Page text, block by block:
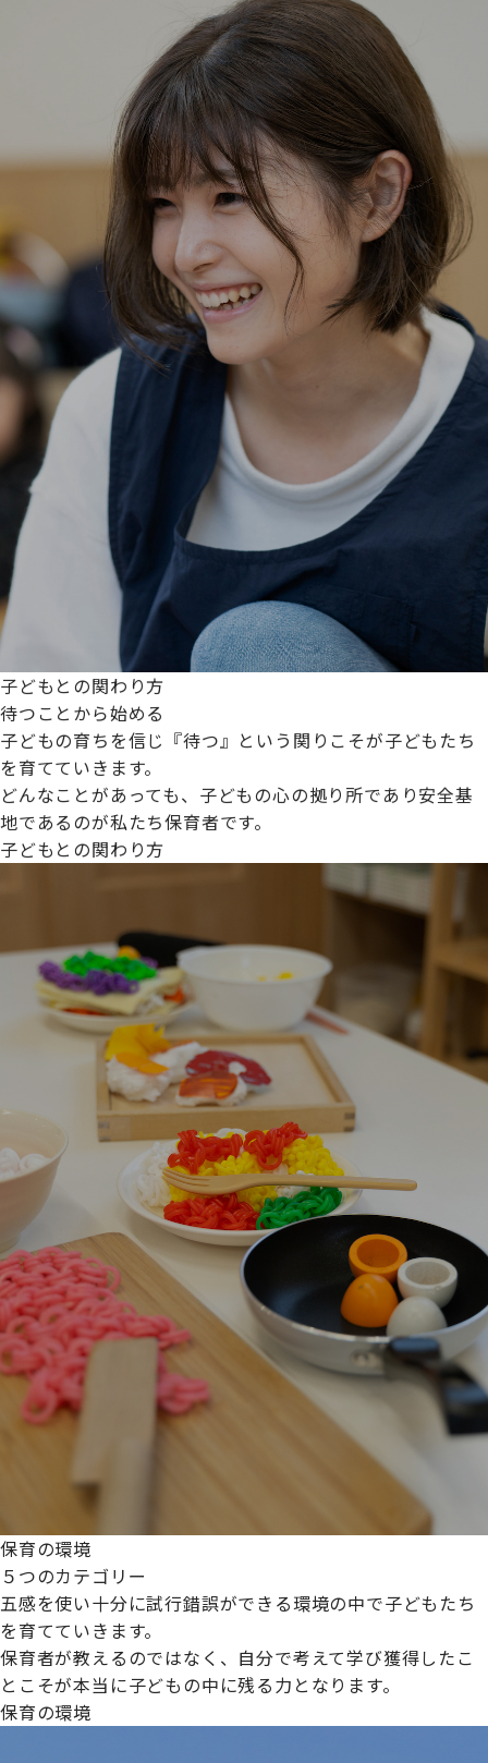
子どもとの関わり方
待つことから始める
子どもの育ちを信じ『待つ』という関りこそが子どもたち
を育てていきます。
どんなことがあっても、子どもの心の拠り所であり安全基
地であるのが私たち保育者です。
子どもとの関わり方
保育の環境
５つのカテゴリー
五感を使い十分に試行錯誤ができる環境の中で子どもたち
を育てていきます。
保育者が教えるのではなく、自分で考えて学び獲得したこ
とこそが本当に子どもの中に残る力となります。
保育の環境